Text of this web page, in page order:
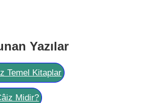
Yazılar
Temel Kitaplar
Midir?